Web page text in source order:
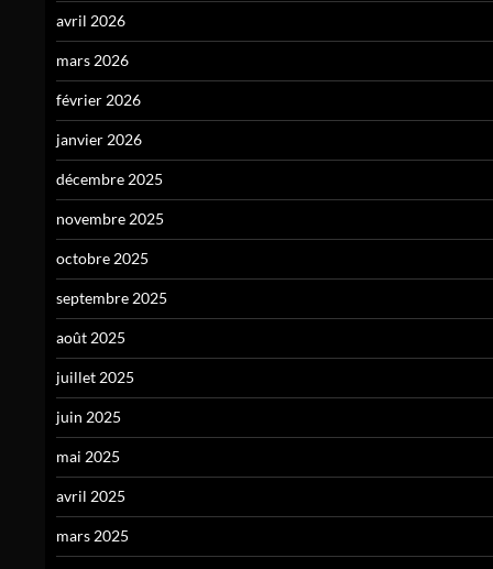
avril 2026
mars 2026
février 2026
janvier 2026
décembre 2025
novembre 2025
octobre 2025
septembre 2025
août 2025
juillet 2025
juin 2025
mai 2025
avril 2025
mars 2025